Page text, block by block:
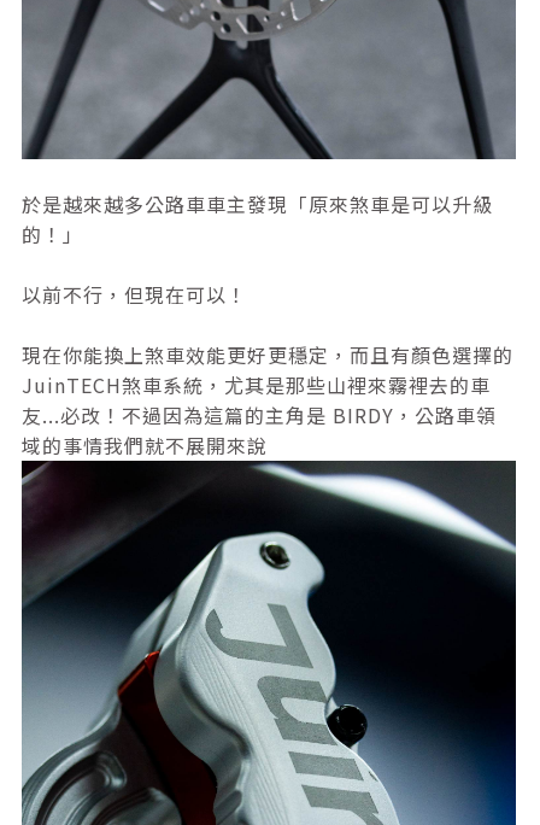
於是越來越多公路車車主發現「原來煞車是可以升級
的！」
以前不行，但現在可以！
現在你能換上煞車效能更好更穩定，而且有顏色選擇的
JuinTECH煞車系統，尤其是那些山裡來霧裡去的車
友...必改！不過因為這篇的主角是 BIRDY，公路車領
域的事情我們就不展開來說